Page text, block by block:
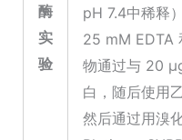
酶
实
验
pH 7.4中稀释
25 mM EDTA
物通过与 20
白，随后使用
然后通过用溴